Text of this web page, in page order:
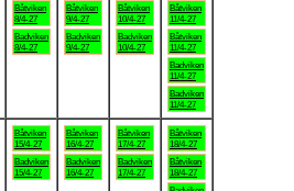
Båtviken
8/4-27
Badviken
8/4-27
Båtviken
9/4-27
Badviken
9/4-27
Båtviken
10/4-27
Badviken
10/4-27
Båtviken
11/4-27
Båtviken
11/4-27
Badviken
11/4-27
Badviken
11/4-27
Båtviken
15/4-27
Badviken
15/4-27
Båtviken
16/4-27
Badviken
16/4-27
Båtviken
17/4-27
Badviken
17/4-27
Båtviken
18/4-27
Båtviken
18/4-27